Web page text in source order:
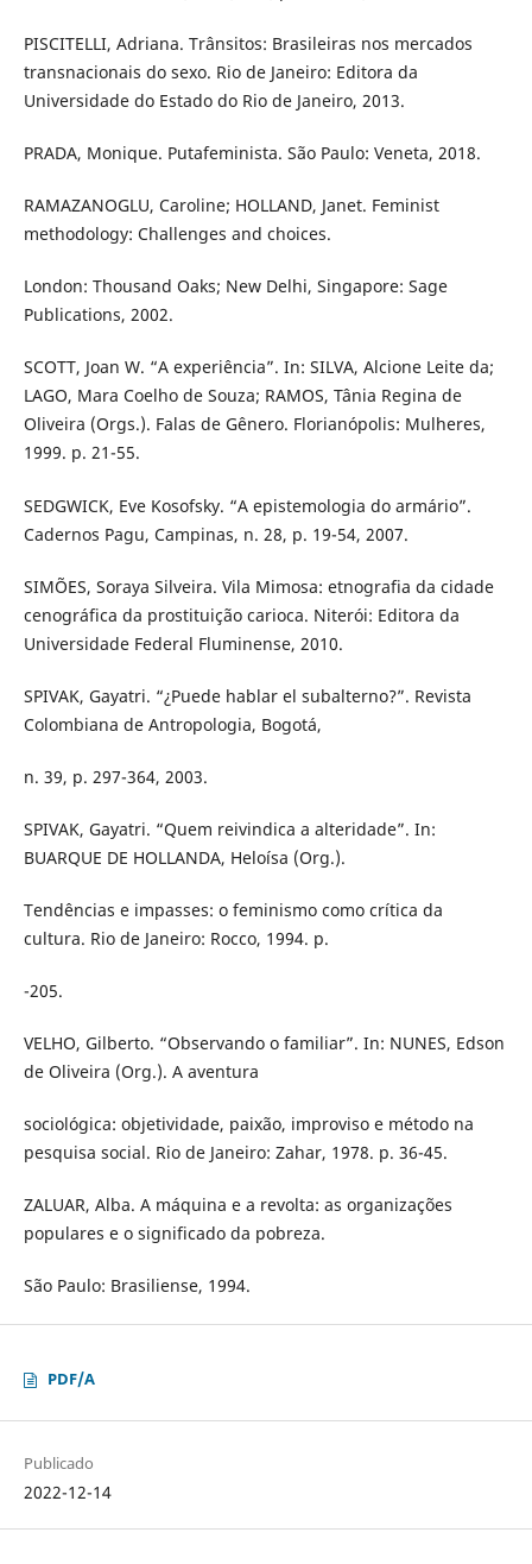
PISCITELLI, Adriana. Trânsitos: Brasileiras nos mercados
transnacionais do sexo. Rio de Janeiro: Editora da
Universidade do Estado do Rio de Janeiro, 2013.
PRADA, Monique. Putafeminista. São Paulo: Veneta, 2018.
RAMAZANOGLU, Caroline; HOLLAND, Janet. Feminist
methodology: Challenges and choices.
London: Thousand Oaks; New Delhi, Singapore: Sage
Publications, 2002.
SCOTT, Joan W. “A experiência”. In: SILVA, Alcione Leite da;
LAGO, Mara Coelho de Souza; RAMOS, Tânia Regina de
Oliveira (Orgs.). Falas de Gênero. Florianópolis: Mulheres,
1999. p. 21-55.
SEDGWICK, Eve Kosofsky. “A epistemologia do armário”.
Cadernos Pagu, Campinas, n. 28, p. 19-54, 2007.
SIMÕES, Soraya Silveira. Vila Mimosa: etnografia da cidade
cenográfica da prostituição carioca. Niterói: Editora da
Universidade Federal Fluminense, 2010.
SPIVAK, Gayatri. “¿Puede hablar el subalterno?”. Revista
Colombiana de Antropologia, Bogotá,
n. 39, p. 297-364, 2003.
SPIVAK, Gayatri. “Quem reivindica a alteridade”. In:
BUARQUE DE HOLLANDA, Heloísa (Org.).
Tendências e impasses: o feminismo como crítica da
cultura. Rio de Janeiro: Rocco, 1994. p.
-205.
VELHO, Gilberto. “Observando o familiar”. In: NUNES, Edson
de Oliveira (Org.). A aventura
sociológica: objetividade, paixão, improviso e método na
pesquisa social. Rio de Janeiro: Zahar, 1978. p. 36-45.
ZALUAR, Alba. A máquina e a revolta: as organizações
populares e o significado da pobreza.
São Paulo: Brasiliense, 1994.
PDF/A
Publicado
2022-12-14